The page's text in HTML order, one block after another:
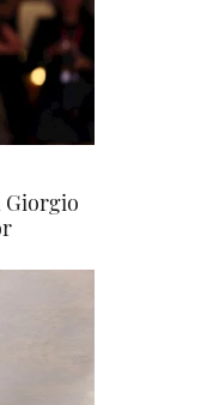
Giorgio